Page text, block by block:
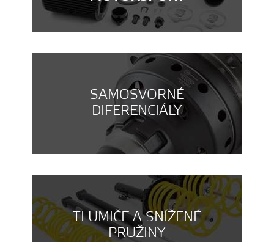
SAMOSVORNÉ
DIFERENCIÁLY
TLUMIČE A SNÍŽENÉ
PRUŽINY